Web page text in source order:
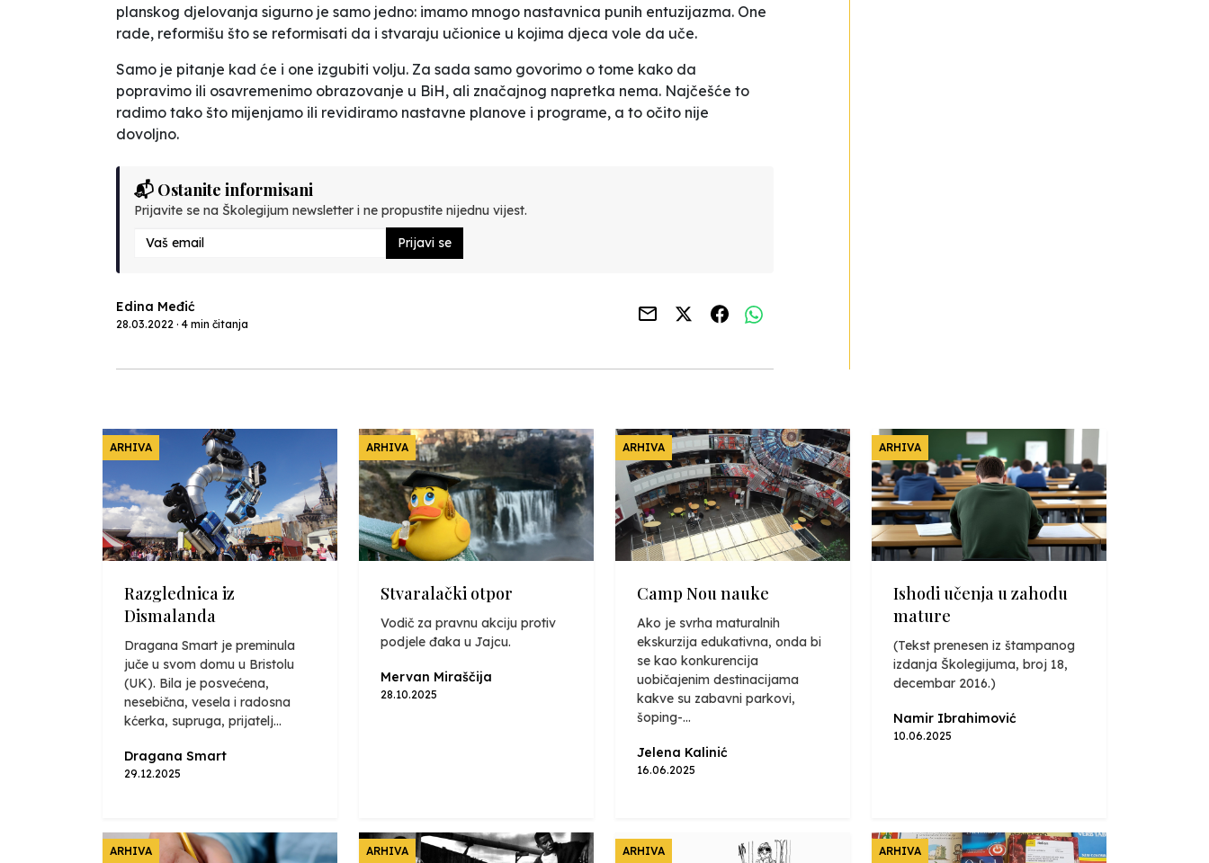
planskog djelovanja sigurno je samo jedno: imamo mnogo nastavnica punih entuzijazma. One
rade, reformišu što se reformisati da i stvaraju učionice u kojima djeca vole da uče.
Samo je pitanje kad će i one izgubiti volju. Za sada samo govorimo o tome kako da
popravimo ili osavremenimo obrazovanje u BiH, ali značajnog napretka nema. Najčešće to
radimo tako što mijenjamo ili revidiramo nastavne planove i programe, a to očito nije
dovoljno.
📬 Ostanite informisani
Prijavite se na Školegijum newsletter i ne propustite nijednu vijest.
Prijavi se
Edina Međić
28.03.2022 · 4 min čitanja
ARHIVA
Razglednica iz
Dismalanda
Dragana Smart je preminula
juče u svom domu u Bristolu
(UK). Bila je posvećena,
nesebična, vesela i radosna
kćerka, supruga, prijatelj...
Dragana Smart
29.12.2025
ARHIVA
Stvaralački otpor
Vodič za pravnu akciju protiv
podjele đaka u Jajcu.
Mervan Miraščija
28.10.2025
ARHIVA
Camp Nou nauke
Ako je svrha maturalnih
ekskurzija edukativna, onda bi
se kao konkurencija
uobičajenim destinacijama
kakve su zabavni parkovi,
šoping-...
Jelena Kalinić
16.06.2025
ARHIVA
Ishodi učenja u zahodu
mature
(Tekst prenesen iz štampanog
izdanja Školegijuma, broj 18,
decembar 2016.)
Namir Ibrahimović
10.06.2025
ARHIVA ARHIVA ARHIVA ARHIVA